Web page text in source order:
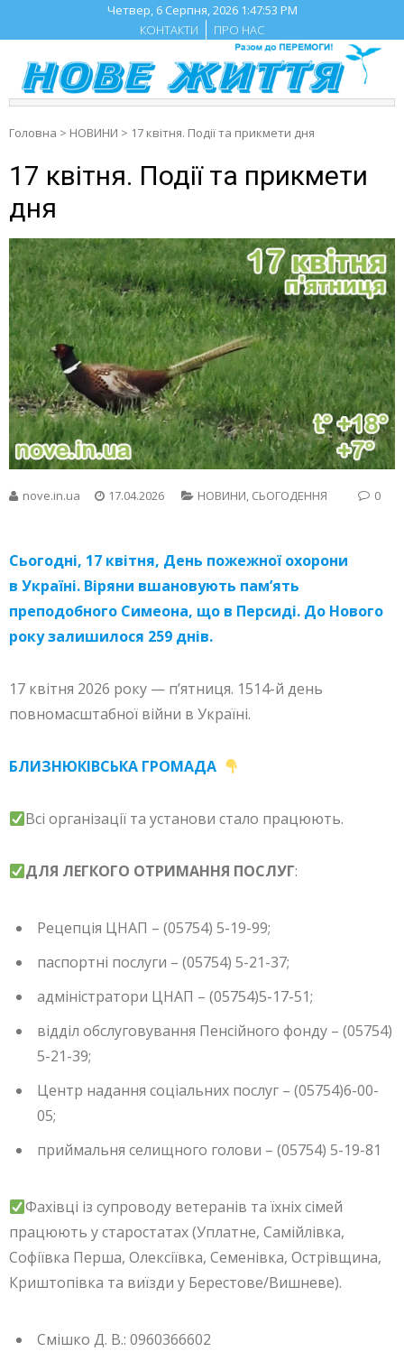
content
Четвер, 6 Серпня, 2026 1:47:54 PM
КОНТАКТИ
ПРО НАС
Головна > НОВИНИ > 17 квітня. Події та прикмети дня
17 квітня. Події та прикмети
дня
nove.in.ua 17.04.2026 НОВИНИ, СЬОГОДЕННЯ 0
Сьогодні, 17 квітня, День пожежної охорони
в Україні. Віряни вшановують пам’ять
преподобного Симеона, що в Персиді. До Нового
року залишилося 259 днів.
17 квітня 2026 року — п’ятниця. 1514-й день
повномасштабної війни в Україні.
БЛИЗНЮКІВСЬКА ГРОМАДА
Всі організації та установи стало працюють.
ДЛЯ ЛЕГКОГО ОТРИМАННЯ ПОСЛУГ:
Рецепція ЦНАП – (05754) 5-19-99;
паспортні послуги – (05754) 5-21-37;
адміністратори ЦНАП – (05754)5-17-51;
відділ обслуговування Пенсійного фонду – (05754)
5-21-39;
Центр надання соціальних послуг – (05754)6-00-
05;
приймальня селищного голови – (05754) 5-19-81
Фахівці із супроводу ветеранів та їхніх сімей
працюють у старостатах (Уплатне, Самійлівка,
Софіївка Перша, Олексіївка, Семенівка, Острівщина,
Криштопівка та виїзди у Берестове/Вишневе).
Смішко Д. В.: 0960366602